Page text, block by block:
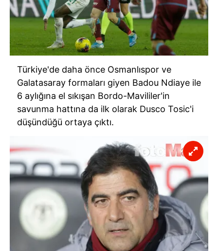
Türkiye'de daha önce Osmanlıspor ve
Galatasaray formaları giyen Badou Ndiaye ile
6 aylığına el sıkışan Bordo-Mavililer'in
savunma hattına da ilk olarak Dusco Tosic'i
düşündüğü ortaya çıktı.